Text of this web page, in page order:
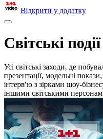
Відкрити у додатку
Світські події
Усі світські заходи, де
презентації, модельні
інтерв'ю з зірками шоу-
іншими світськими